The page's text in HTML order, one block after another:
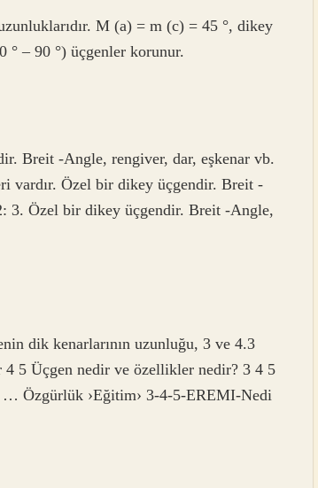
M (a) = m (c) = 45 °, dikey
° – 90 °) üçgenler korunur.
Breit -Angle, rengiver, dar, eşkenar vb.
vardır. Özel bir dikey üçgendir. Breit -
3. Özel bir dikey üçgendir. Breit -Angle,
dik kenarlarının uzunluğu, 3 ve 4.3
4 5 Üçgen nedir ve özellikler nedir? 3 4 5
… Özgürlük ›Eğitim› 3-4-5-EREMI-Nedi